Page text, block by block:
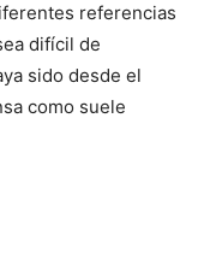
referencias
difícil de
sido desde el
como suele